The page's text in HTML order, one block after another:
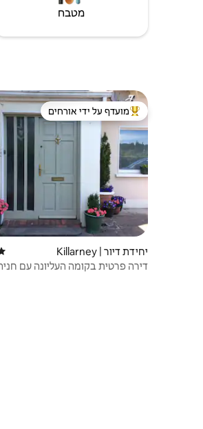
מטבח
מוביל בקרב נכסים מועדפים על ידי
מועדף על ידי אורחים
יחידת דיור | Killarney
דירה פרטית בקומה העליונה עם